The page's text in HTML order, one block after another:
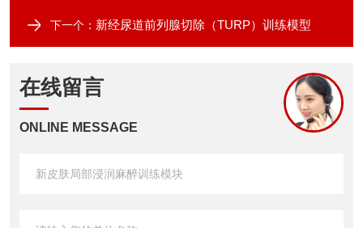
下一个： 新经尿道前列腺切除（TURP）训练模型
在线留言
ONLINE MESSAGE